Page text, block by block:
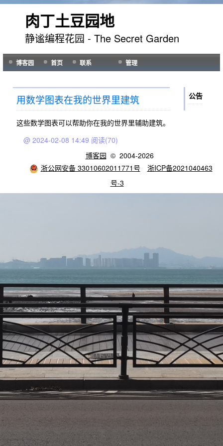
肉丁土豆园地
静谧编程花园 - The Secret Garden
博客园 首页 联系 管理
公告
用数学图表在我的世界里建筑
这些数学图表可以帮助你在我的世界里辅助建筑。
@ 2024-02-08 14:49 阅读(70)
博客园 © 2004-2026
浙公网安备 33010602011771号
浙ICP备2021040463
号-3